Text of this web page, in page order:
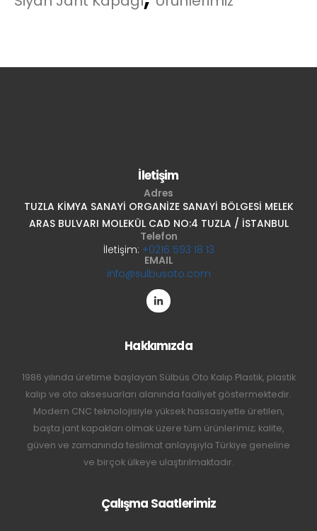
İletişim
Adres
TUZLA KİMYA SANAYİ ORGANİZE SANAYİ BÖLGESİ MELEK
ARAS BULVARI MOLEKÜL CAD NO:4 TUZLA / İSTANBUL
Telefon
İletişim: +0216 593 18 13
EMAIL
info@sulbusoto.com
Hakkımızda
1986 yılında üretime başlayan Sülbüs Oto Kalıp Plastik, plastik
kalıp ve oto aksesuarları alanında faaliyet göstermektedir.
Modern CNC teknolojisiyle yüksek hassasiyetle üretilen,
başta jant kapakları olmak üzere tüm ürünlerimiz; kalite,
güven ve zamanında teslimat anlayışıyla Türkiye geneline
ve birçok ülkeye ulaştırılmaktadır.
Çalışma Saatlerimiz